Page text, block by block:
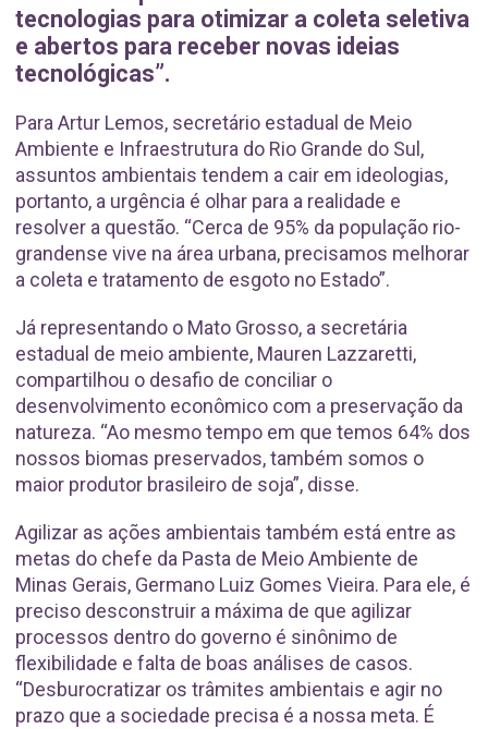
tecnologias para otimizar a coleta seletiva
e abertos para receber novas ideias
tecnológicas”.
Para Artur Lemos, secretário estadual de Meio
Ambiente e Infraestrutura do Rio Grande do Sul,
assuntos ambientais tendem a cair em ideologias,
portanto, a urgência é olhar para a realidade e
resolver a questão. “Cerca de 95% da população rio-
grandense vive na área urbana, precisamos melhorar
a coleta e tratamento de esgoto no Estado”.
Já representando o Mato Grosso, a secretária
estadual de meio ambiente, Mauren Lazzaretti,
compartilhou o desafio de conciliar o
desenvolvimento econômico com a preservação da
natureza. “Ao mesmo tempo em que temos 64% dos
nossos biomas preservados, também somos o
maior produtor brasileiro de soja”, disse.
Agilizar as ações ambientais também está entre as
metas do chefe da Pasta de Meio Ambiente de
Minas Gerais, Germano Luiz Gomes Vieira. Para ele, é
preciso desconstruir a máxima de que agilizar
processos dentro do governo é sinônimo de
flexibilidade e falta de boas análises de casos.
“Desburocratizar os trâmites ambientais e agir no
prazo que a sociedade precisa é a nossa meta. É